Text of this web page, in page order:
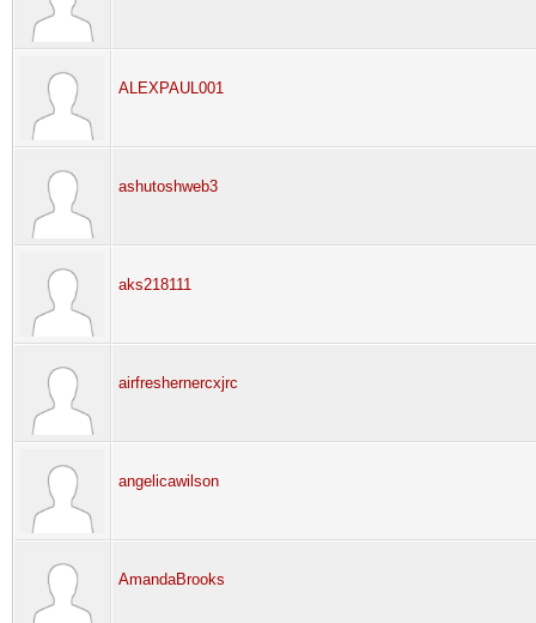
ALEXPAUL001
ashutoshweb3
aks218111
airfreshernercxjrc
angelicawilson
AmandaBrooks